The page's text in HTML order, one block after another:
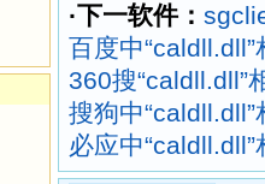
·下一软件：
百度中“caldll.dll”
360搜“caldll.dll”
搜狗中“caldll.dll”
必应中